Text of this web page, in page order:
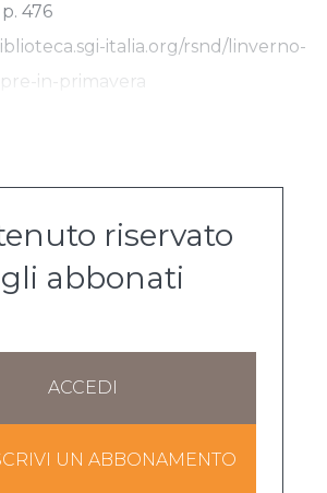
p. 476
italia.org/rsnd/linverno-
in-primavera
riservato
abbonati
ACCEDI
UN ABBONAMENTO